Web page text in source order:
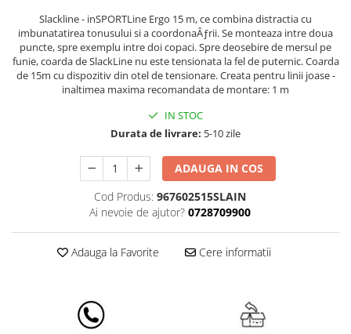
Dulap si cutii jucarii
Sac de dormit copii
Fotolii copii
Lampi de veghe
Saltele de infasat
Scaune de biciclete copii
Slackline - inSPORTLine Ergo 15 m, ce combina distractia cu
imbunatatirea tonusului si a coordonaÂƒrii. Se monteaza intre doua
puncte, spre exemplu intre doi copaci. Spre deosebire de mersul pe
funie, coarda de SlackLine nu este tensionata la fel de puternic. Coarda
de 15m cu dispozitiv din otel de tensionare. Creata pentru linii joase -
inaltimea maxima recomandata de montare: 1 m
IN STOC
Durata de livrare: 5-10 zile
ADAUGA IN COS
Cod Produs: 967602515SLAIN
Ai nevoie de ajutor? 0728709900
Adauga la Favorite Cere informatii